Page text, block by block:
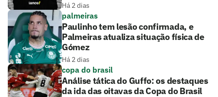
Há 2 dias
palmeiras
Paulinho tem lesão confirmada, e
Palmeiras atualiza situação física de
Gómez
Há 2 dias
copa do brasil
Análise tática do Guffo: os destaques
da ida das oitavas da Copa do Brasil